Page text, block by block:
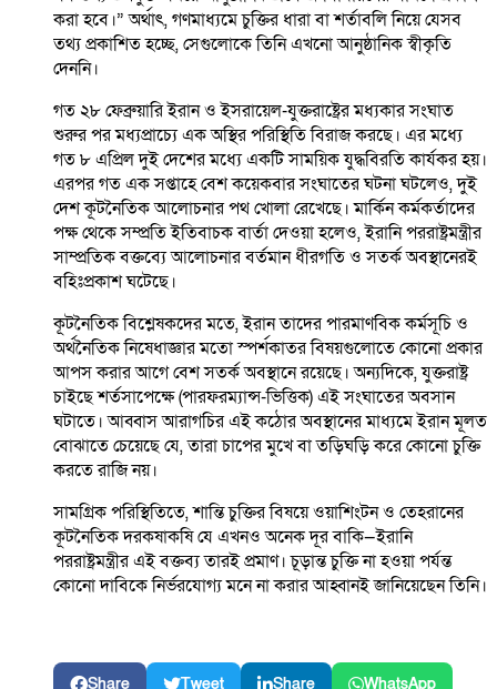
করা হবে।” অর্থাৎ, গণমাধ্যমে চুক্তির ধারা বা শর্তাবলি নিয়ে যেসব
তথ্য প্রকাশিত হচ্ছে, সেগুলোকে তিনি এখনো আনুষ্ঠানিক স্বীকৃতি
দেননি।
গত ২৮ ফেব্রুয়ারি ইরান ও ইসরায়েল-যুক্তরাষ্ট্রের মধ্যকার সংঘাত
শুরুর পর মধ্যপ্রাচ্যে এক অস্থির পরিস্থিতি বিরাজ করছে। এর মধ্যে
গত ৮ এপ্রিল দুই দেশের মধ্যে একটি সাময়িক যুদ্ধবিরতি কার্যকর হয়।
এরপর গত এক সপ্তাহে বেশ কয়েকবার সংঘাতের ঘটনা ঘটলেও, দুই
দেশ কূটনৈতিক আলোচনার পথ খোলা রেখেছে। মার্কিন কর্মকর্তাদের
পক্ষ থেকে সম্প্রতি ইতিবাচক বার্তা দেওয়া হলেও, ইরানি পররাষ্ট্রমন্ত্রীর
সাম্প্রতিক বক্তব্যে আলোচনার বর্তমান ধীরগতি ও সতর্ক অবস্থানেরই
বহিঃপ্রকাশ ঘটেছে।
কূটনৈতিক বিশ্লেষকদের মতে, ইরান তাদের পারমাণবিক কর্মসূচি ও
অর্থনৈতিক নিষেধাজ্ঞার মতো স্পর্শকাতর বিষয়গুলোতে কোনো প্রকার
আপস করার আগে বেশ সতর্ক অবস্থানে রয়েছে। অন্যদিকে, যুক্তরাষ্ট্র
চাইছে শর্তসাপেক্ষে (পারফরম্যান্স-ভিত্তিক) এই সংঘাতের অবসান
ঘটাতে। আব্বাস আরাগচির এই কঠোর অবস্থানের মাধ্যমে ইরান মূলত
বোঝাতে চেয়েছে যে, তারা চাপের মুখে বা তড়িঘড়ি করে কোনো চুক্তি
করতে রাজি নয়।
সামগ্রিক পরিস্থিতিতে, শান্তি চুক্তির বিষয়ে ওয়াশিংটন ও তেহরানের
কূটনৈতিক দরকষাকষি যে এখনও অনেক দূর বাকি—ইরানি
পররাষ্ট্রমন্ত্রীর এই বক্তব্য তারই প্রমাণ। চূড়ান্ত চুক্তি না হওয়া পর্যন্ত
কোনো দাবিকে নির্ভরযোগ্য মনে না করার আহ্বানই জানিয়েছেন তিনি।
Share Tweet Share WhatsApp